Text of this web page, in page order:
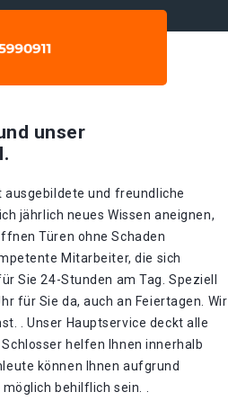
unser
ausgebildete und freundliche
jährlich neues Wissen aneignen,
Türen ohne Schaden
Mitarbeiter, die sich
Sie 24-Stunden am Tag. Speziell
für Sie da, auch an Feiertagen. Wir
. Unser Hauptservice deckt alle
helfen Ihnen innerhalb
können Ihnen aufgrund
behilflich sein. .